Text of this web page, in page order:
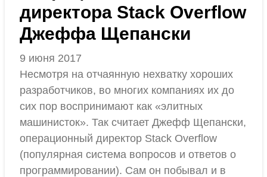
директора Stack Overflow
Джеффа Щепански
9 июня 2017
Несмотря на отчаянную нехватку хороших
разработчиков, во многих компаниях их до
сих пор воспринимают как «элитных
машинисток». Так считает Джефф Щепански,
операционный директор Stack Overflow
(популярная система вопросов и ответов о
программировании). Сам он побывал и в